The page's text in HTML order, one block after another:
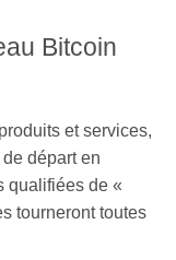
Bitcoin
et services,
départ en
qualifiées de «
tourneront toutes